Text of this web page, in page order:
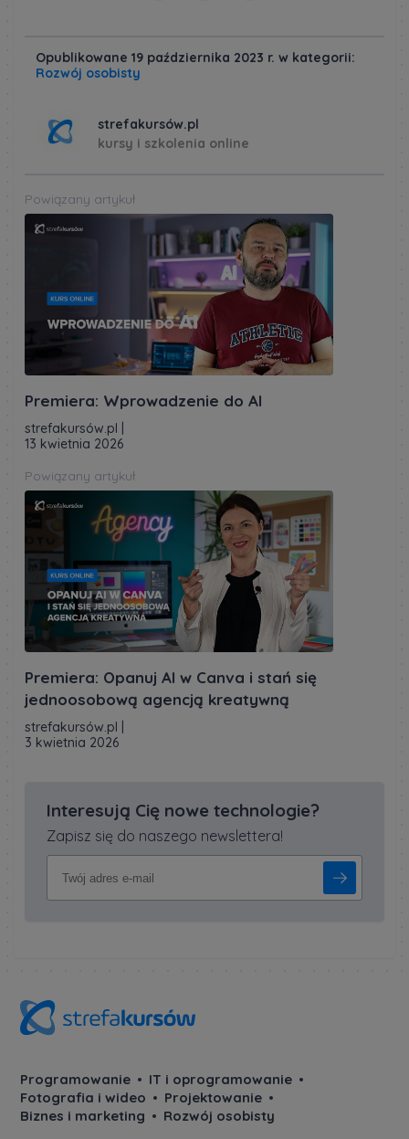
Opublikowane 19 października 2023 r. w kategorii:
Rozwój osobisty
strefakursów.pl
kursy i szkolenia online
Powiązany artykuł
Premiera: Wprowadzenie do AI
strefakursów.pl
13 kwietnia 2026
Powiązany artykuł
Premiera: Opanuj AI w Canva i stań się
jednoosobową agencją kreatywną
strefakursów.pl
3 kwietnia 2026
Interesują Cię nowe technologie?
Zapisz się do naszego newslettera!
Programowanie
IT i oprogramowanie
Fotografia i wideo
Projektowanie
Biznes i marketing
Rozwój osobisty